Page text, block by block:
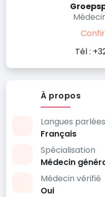
Tél :
À propos
Langues parlées
Français
Spécialisation
Médecin
Médecin vérifié
Oui